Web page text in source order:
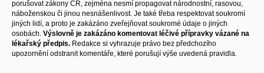
porušovat zákony ČR, zejména nesmí propagovat národnostní, rasovou,
náboženskou či jinou nesnášenlivost. Je také třeba respektovat soukromí
jiných lidí, a proto je zakázáno zveřejňovat soukromé údaje o jiných
osobách. Výslovně je zakázáno komentovat léčivé přípravky vázané na
lékařský předpis. Redakce si vyhrazuje právo bez předchozího
upozornění odstranit komentáře, které porušují výše uvedená pravidla.